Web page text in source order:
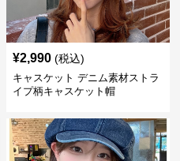
¥2,990 (税込)
キャスケット デニム素材ストラ
イプ柄キャスケット帽